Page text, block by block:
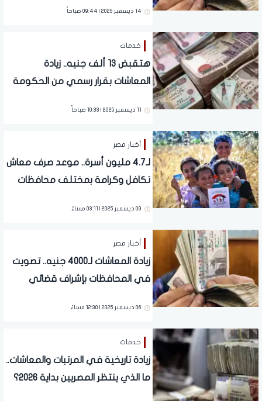
14 ديسمبر 2025 | 09:44 صباحاً
خدمات
هتقبض 13 ألف جنيه.. زيادة
المعاشات بقرار رسمي من الحكومة
11 ديسمبر 2025 | 10:33 صباحاً
أخبار مصر
لـ4.7 مليون أسرة.. موعد صرف معاش
تكافل وكرامة بمختلف محافظات
09 ديسمبر 2025 | 03:11 مساءً
أخبار مصر
زيادة المعاشات لـ4000 جنيه.. تصويت
في المحافظات بإشراف قضائي
06 ديسمبر 2025 | 12:30 مساءً
خدمات
زيادة تاريخية في المرتبات والمعاشات..
ما الذي ينتظر المصريين بداية 2026؟